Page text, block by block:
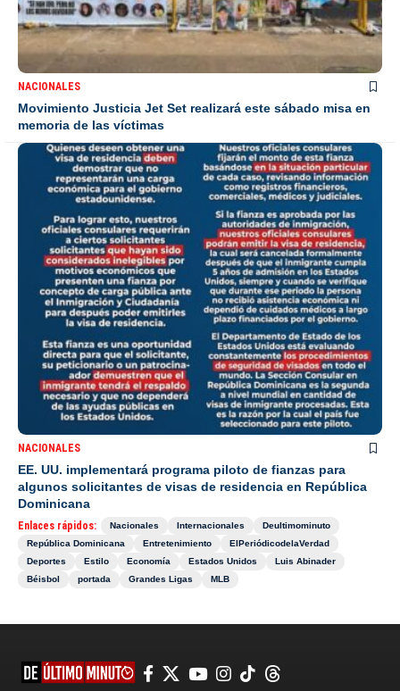
NACIONALES
Movimiento Justicia Jet Set realizará este sábado misa en
memoria de las víctimas
NACIONALES
EE. UU. implementará programa piloto de fianzas para
algunos solicitantes de visas de residencia en República
Dominicana
Enlaces rápidos: Nacionales Internacionales
Deultimominuto
República Dominicana
Entretenimiento
ElPeriódicodelaVerdad
Deportes
Estilo Economía Estados Unidos
Luis Abinader
Béisbol
portada Grandes Ligas MLB